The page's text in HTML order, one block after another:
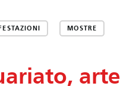
MOSTRE
arte